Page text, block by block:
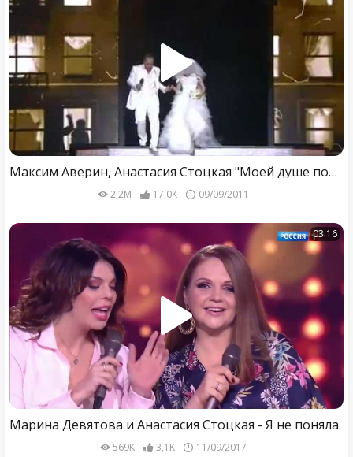
Максим Аверин, Анастасия Стоцкая "Моей душе покоя нет"
2,2M 17,0K 09/09/2011
03:16
Марина Девятова и Анастасия Стоцкая - Я не поняла
569K 3,1K 11/09/2017